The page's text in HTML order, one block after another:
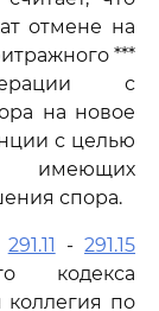
отмене на
***
с
на новое
с целью
имеющих
спора.
291.11 -291.15
кодекса
коллегия по